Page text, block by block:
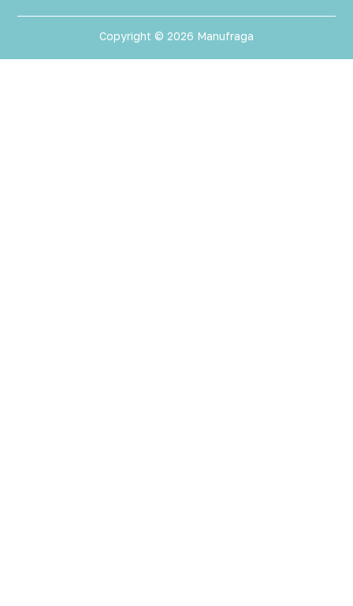
Copyright © 2026 Manufraga